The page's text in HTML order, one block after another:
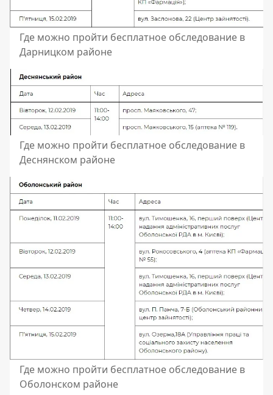
Где можно пройти бесплатное обследование в
Дарницком районе
Где можно пройти бесплатное обследование в
Деснянском районе
Где можно пройти бесплатное обследование в
Оболонском районе